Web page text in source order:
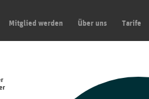
Mitglied werden Über uns Tarife